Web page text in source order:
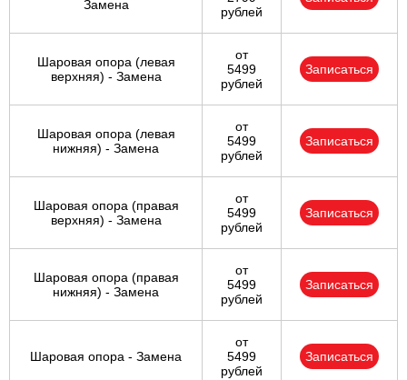
Замена
рублей
Шаровая опора (левая
верхняя) - Замена
от
5499
рублей
Записаться
Шаровая опора (левая
нижняя) - Замена
от
5499
рублей
Записаться
Шаровая опора (правая
верхняя) - Замена
от
5499
рублей
Записаться
Шаровая опора (правая
нижняя) - Замена
от
5499
рублей
Записаться
Шаровая опора - Замена
от
5499
рублей
Записаться